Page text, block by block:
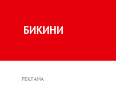
БИКИНИ
РЕКЛАМА